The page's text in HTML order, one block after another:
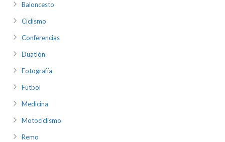
Baloncesto
Ciclismo
Conferencias
Duatlón
Fotografía
Fútbol
Medicina
Motociclismo
Remo